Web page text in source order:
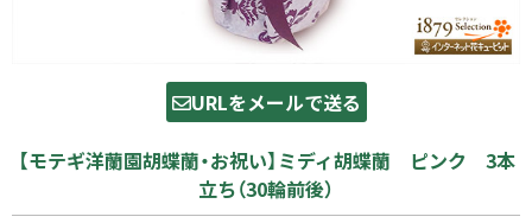
URLをメールで送る
【モテギ洋蘭園胡蝶蘭・お祝い】ミディ胡蝶蘭 ピンク 3本
立ち（30輪前後）